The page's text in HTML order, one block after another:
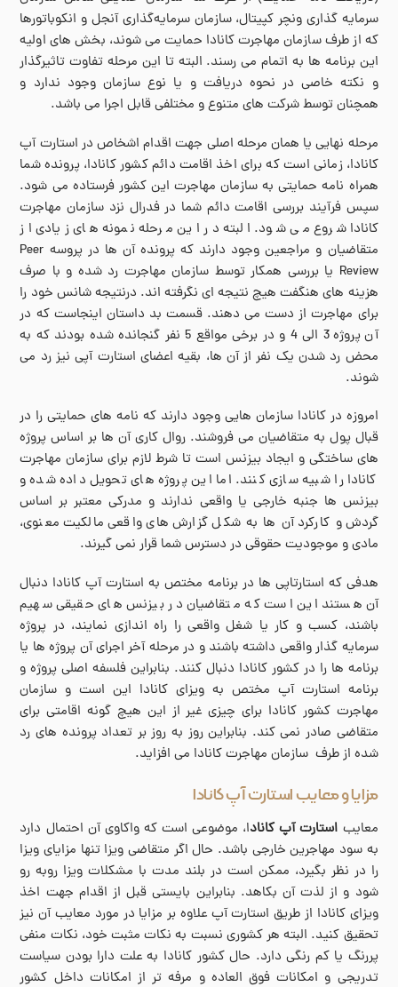
سرمایه گذاری ونچر کپیتال، سازمان سرمایه‌گذاری آنجل و انکوباتورها
که از طرف سازمان مهاجرت کانادا حمایت می شوند، بخش های اولیه
این برنامه ها به اتمام می رسند. البته تا این مرحله تفاوت تاثیرگذار
و نکته خاصی در نحوه دریافت و یا نوع سازمان وجود ندارد و
همچنان توسط شرکت های متنوع و مختلفی قابل اجرا می باشد.
مرحله نهایی یا همان مرحله اصلی جهت اقدام اشخاص در استارت آپ
کانادا، زمانی است که برای اخذ اقامت دائم کشور کانادا، پرونده شما
همراه نامه حمایتی به سازمان مهاجرت این کشور فرستاده می شود.
سپس فرآیند بررسی اقامت دائم شما در فدرال نزد سازمان مهاجرت
کانادا شروع می شود. البته در این مرحله نمونه های زیادی از
متقاضیان و مراجعین وجود دارند که پرونده آن ها در پروسه Peer
Review یا بررسی همکار توسط سازمان مهاجرت رد شده و با صرف
هزینه های هنگفت هیچ نتیجه ای نگرفته اند. درنتیجه شانس خود را
برای مهاجرت از دست می دهند. قسمت بد داستان اینجاست که در
آن پروژه 3 الی 4 و در برخی مواقع 5 نفر گنجانده شده بودند که به
محض رد شدن یک نفر از آن ها، بقیه اعضای استارت آپی نیز رد می
شوند.
امروزه در کانادا سازمان هایی وجود دارند که نامه های حمایتی را در
قبال پول به متقاضیان می فروشند. روال کاری آن ها بر اساس پروژه
های ساختگی و ایجاد بیزنس است تا شرط لازم برای سازمان مهاجرت
کانادا را شبیه سازی کنند. اما این پروژه های تحویل داده شده و
بیزنس ها جنبه خارجی یا واقعی ندارند و مدرکی معتبر بر اساس
گردش و کارکرد آن ها به شکل گزارش های واقعی مالکیت معنوی،
مادی و موجودیت حقوقی در دسترس شما قرار نمی گیرند.
هدفی که استارتاپی ها در برنامه مختص به استارت آپ کانادا دنبال
آن هستند این است که متقاضیان در بیزنس های حقیقی سهیم
باشند، کسب و کار یا شغل واقعی را راه اندازی نمایند، در پروژه
سرمایه گذار واقعی داشته باشند و در مرحله آخر اجرای آن پروژه ها یا
برنامه ها را در کشور کانادا دنبال کنند. بنابراین فلسفه اصلی پروژه و
برنامه استارت آپ مختص به ویزای کانادا این است و سازمان
مهاجرت کشور کانادا برای چیزی غیر از این هیچ گونه اقامتی برای
متقاضی صادر نمی کند. بنابراین روز به روز بر تعداد پرونده های رد
شده از طرف سازمان مهاجرت کانادا می افزاید.
مزایا و معایب استارت آپ کانادا
معایب استارت آپ کانادا، موضوعی است که واکاوی آن احتمال دارد
به سود مهاجرین خارجی باشد. حال اگر متقاضی ویزا تنها مزایای ویزا
را در نظر بگیرد، ممکن است در بلند مدت با مشکلات ویزا روبه رو
شود و از لذت آن بکاهد. بنابراین بایستی قبل از اقدام جهت اخذ
ویزای کانادا از طریق استارت آپ علاوه بر مزایا در مورد معایب آن نیز
تحقیق کنید. البته هر کشوری نسبت به نکات مثبت خود، نکات منفی
پررنگ یا کم رنگی دارد. حال کشور کانادا به علت دارا بودن سیاست
تدریجی و امکانات فوق العاده و مرفه تر از امکانات داخل کشور